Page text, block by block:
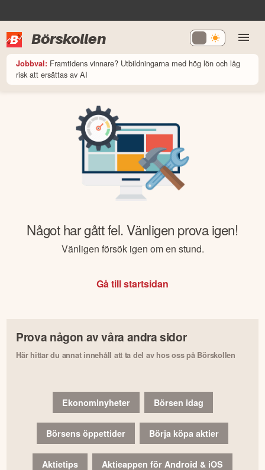
Börskollen
Jobbval: Framtidens vinnare? Utbildningarna med hög lön och låg
risk att ersättas av AI
Något har gått fel. Vänligen prova igen!
Vänligen försök igen om en stund.
Gå till startsidan
Prova någon av våra andra sidor
Här hittar du annat innehåll att ta del av hos oss på Börskollen
Ekonominyheter Börsen idag
Börsens öppettider Börja köpa aktier
Aktietips Aktieappen för Android & iOS